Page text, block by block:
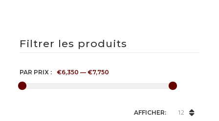
Filtrer les produits
PAR PRIX : €6,350 — €7,750
AFFICHER: 12